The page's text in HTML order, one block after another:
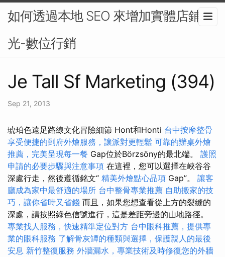
如何透過本地 SEO 來增加實體店鋪曝
光-數位行銷
Je Tall Sf Marketing (394)
Sep 21, 2013
琥珀色遠足路線文化冒險細節 Hont和Honti 台中按摩整骨
享受便捷的到府外燴服務，讓派對更輕鬆 可靠的辦桌外燴
推薦，完美呈現每一餐 Gap位於Börzsöny的最北端。 護照
申請的必要步驟與注意事項 在這裡，您可以選擇在峽谷谷
深處行走，然後遵循銘文“ 精美外燴點心品項 Gap”。 讓客
廳成為家中最舒適的場所 台中整骨專業推薦 自助搬家的技
巧，讓你省時又省錢 而且，如果您想查看從上方的裂縫的
深處，請按照綠色信號進行，這是差距旁邊的山地路徑。
專業找人服務，快速精準定位對方 台中眼科推薦，提供專
業的眼科服務 了解骨灰罈的種類與選擇，保護親人的最後
安息 新竹整復服務 外牆漏水，專業技術及時修復您的外牆